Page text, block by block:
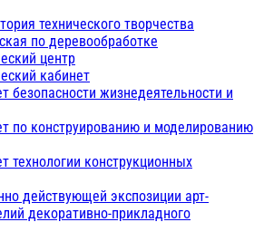
технического творчества
по деревообработке
центр
кабинет
безопасности жизнедеятельности и
по конструированию и моделированию
технологии конструкционных
действующей экспозиции арт-
декоративно-прикладного